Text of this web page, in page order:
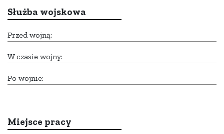
Służba wojskowa
Przed wojną:
W czasie wojny:
Po wojnie:
Miejsce pracy